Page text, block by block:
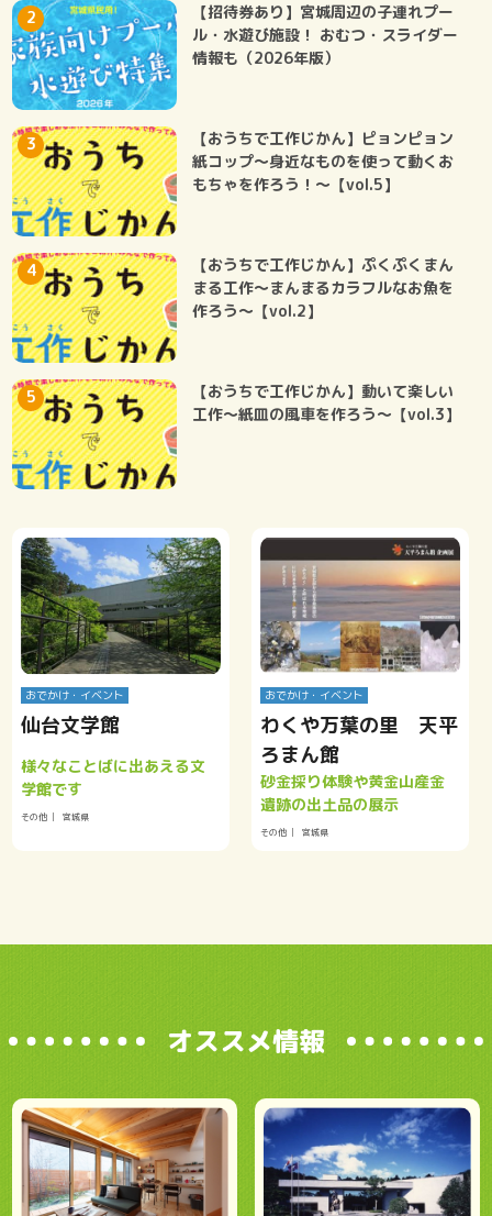
【招待券あり】宮城周辺の子連れプー
ル・水遊び施設！ おむつ・スライダー
情報も（2026年版）
【おうちで工作じかん】ピョンピョン
紙コップ～身近なものを使って動くお
もちゃを作ろう！～【vol.5】
【おうちで工作じかん】ぷくぷくまん
まる工作～まんまるカラフルなお魚を
作ろう～【vol.2】
【おうちで工作じかん】動いて楽しい
工作～紙皿の風車を作ろう～【vol.3】
おでかけ・イベント
仙台文学館
様々なことばに出あえる文
学館です
その他 宮城県
おでかけ・イベント
わくや万葉の里 天平
ろまん館
砂金採り体験や黄金山産金
遺跡の出土品の展示
その他 宮城県
オススメ情報